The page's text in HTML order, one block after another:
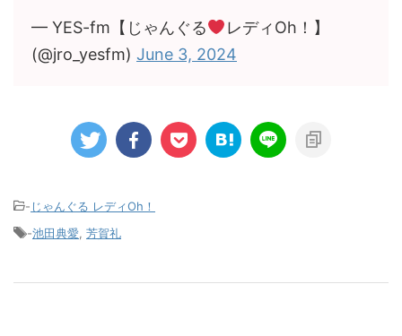
— YES-fm【じゃんぐる
レディOh！】
(@jro_yesfm) June 3, 2024
- じゃんぐる レディOh！
-池田典愛 芳賀礼